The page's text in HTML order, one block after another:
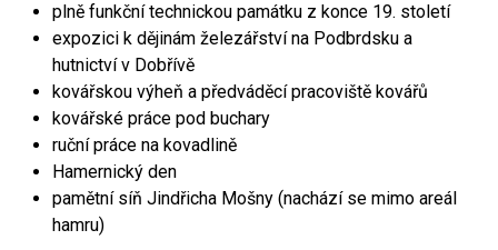
plně funkční technickou památku z konce 19. století
expozici k dějinám železářství na Podbrdsku a
hutnictví v Dobřívě
kovářskou výheň a předváděcí pracoviště kovářů
kovářské práce pod buchary
ruční práce na kovadlině
Hamernický den
pamětní síň Jindřicha Mošny (nachází se mimo areál
hamru)